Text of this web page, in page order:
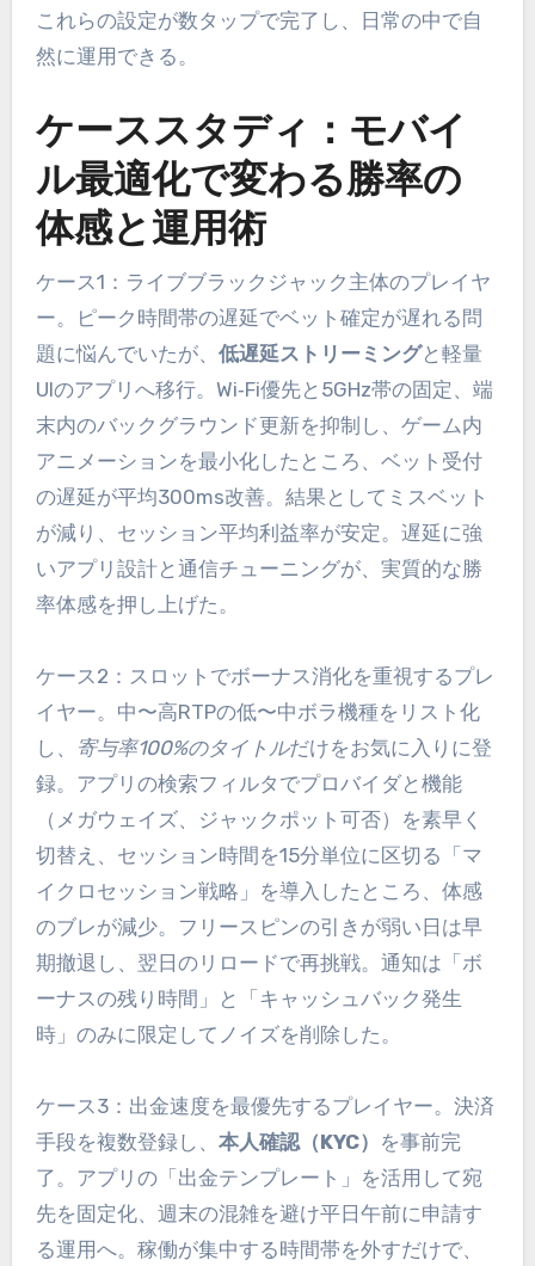
これらの設定が数タップで完了し、日常の中で自
然に運用できる。
ケーススタディ：モバイ
ル最適化で変わる勝率の
体感と運用術
ケース1：ライブブラックジャック主体のプレイヤ
ー。ピーク時間帯の遅延でベット確定が遅れる問
題に悩んでいたが、 低遅延ストリーミングと軽量
UIのアプリへ移行。Wi‑Fi優先と5GHz帯の固定、端
末内のバックグラウンド更新を抑制し、ゲーム内
アニメーションを最小化したところ、ベット受付
の遅延が平均300ms改善。結果としてミスベット
が減り、セッション平均利益率が安定。遅延に強
いアプリ設計と通信チューニングが、実質的な勝
率体感を押し上げた。
ケース2：スロットでボーナス消化を重視するプレ
イヤー。中〜高RTPの低〜中ボラ機種をリスト化
し、
寄与率100%のタイトルだけをお気に入りに登
録。アプリの検索フィルタでプロバイダと機能
（メガウェイズ、ジャックポット可否）を素早く
切替え、セッション時間を15分単位に区切る「マ
イクロセッション戦略」を導入したところ、体感
のブレが減少。フリースピンの引きが弱い日は早
期撤退し、翌日のリロードで再挑戦。通知は「ボ
ーナスの残り時間」と「キャッシュバック発生
時」のみに限定してノイズを削除した。
ケース3：出金速度を最優先するプレイヤー。決済
手段を複数登録し、 本人確認（KYC） を事前完
了。アプリの「出金テンプレート」を活用して宛
先を固定化、週末の混雑を避け平日午前に申請す
る運用へ。稼働が集中する時間帯を外すだけで、